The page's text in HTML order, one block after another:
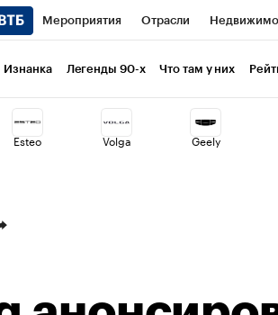
Мероприятия Отрасли
Дискуссионный клуб Исследования
СПб Спецпроекты Проверка
Изнанка Легенды 90-х Что там у них
Esteo Volga Geely